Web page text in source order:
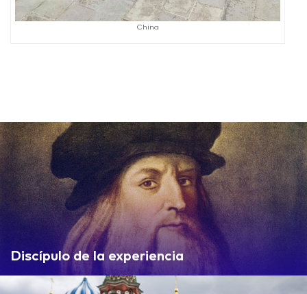
China
Discípulo de la experiencia